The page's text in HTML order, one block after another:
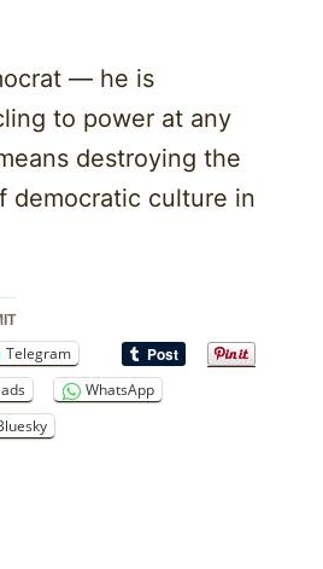
— he is
to power at any
destroying the
democratic culture in
Telegram
WhatsApp